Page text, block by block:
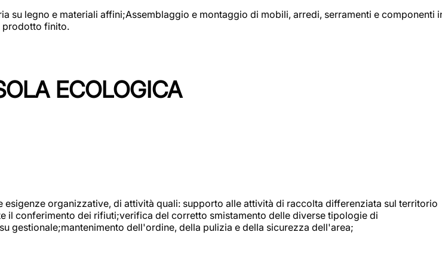
su legno e materiali affini;Assemblaggio e montaggio di mobili, arredi, serramenti e componenti
prodotto finito.
ECOLOGICA
organizzative, di attività quali: supporto alle attività di raccolta differenziata sul territorio
conferimento dei rifiuti;verifica del corretto smistamento delle diverse tipologie di
gestionale;mantenimento dell'ordine, della pulizia e della sicurezza dell'area;